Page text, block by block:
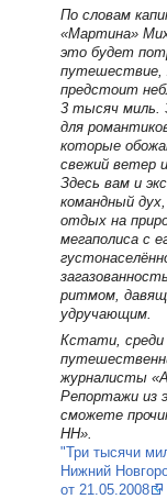
По словам
«Мартина»
это будет
путешествие,
предстоит
3 тысяч миль.
для
которые
свежий ветер
Здесь вам и
командный
отдых на
мегаполиса с
ритмом,
удручающим.
Кстати, среди
журналисты
Репортажи из
сможете
НН».
"Три тысячи
Нижний
от 21.05.2008